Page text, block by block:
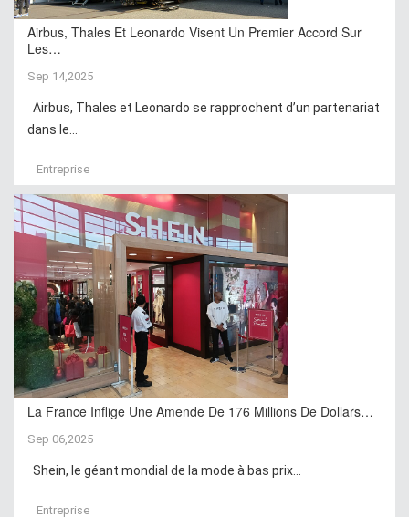
Airbus, Thales Et Leonardo Visent Un Premier Accord Sur
Les…
Sep 14,2025
Airbus, Thales et Leonardo se rapprochent d’un partenariat
dans le...
Entreprise
La France Inflige Une Amende De 176 Millions De Dollars…
Sep 06,2025
Shein, le géant mondial de la mode à bas prix...
Entreprise